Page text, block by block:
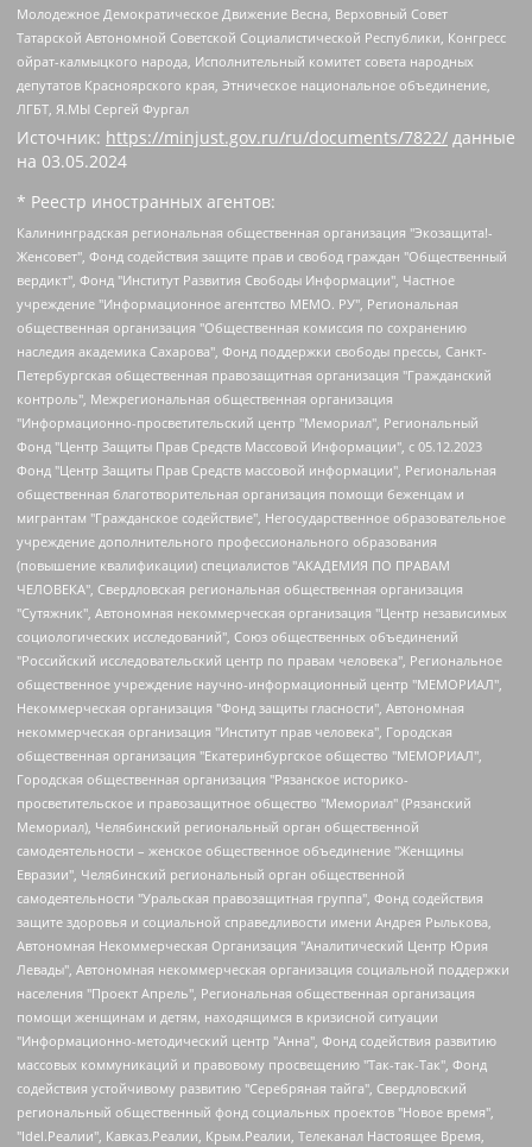
Молодежное Демократическое Движение Весна, Верховный Совет
Татарской Автономной Советской Социалистической Республики, Конгресс
ойрат-калмыцкого народа, Исполнительный комитет совета народных
депутатов Красноярского края, Этническое национальное объединение,
ЛГБТ, Я.МЫ Сергей Фургал
Источник: https://minjust.gov.ru/ru/documents/7822/ данные
на 03.05.2024
* Реестр иностранных агентов:
Калининградская региональная общественная организация "Экозащита!-Женсовет", Фонд содействия защите прав и свобод граждан "Общественный вердикт", Фонд "Институт Развития Свободы Информации", Частное учреждение "Информационное агентство МЕМО. РУ", Региональная общественная организация "Общественная комиссия по сохранению наследия академика Сахарова", Фонд поддержки свободы прессы, Санкт-Петербургская общественная правозащитная организация "Гражданский контроль", Межрегиональная общественная организация "Информационно-просветительский центр "Мемориал", Региональный Фонд "Центр Защиты Прав Средств Массовой Информации", с 05.12.2023 Фонд "Центр Защиты Прав Средств массовой информации", Региональная общественная благотворительная организация помощи беженцам и мигрантам "Гражданское содействие", Негосударственное образовательное учреждение дополнительного профессионального образования (повышение квалификации) специалистов "АКАДЕМИЯ ПО ПРАВАМ ЧЕЛОВЕКА", Свердловская региональная общественная организация "Сутяжник", Автономная некоммерческая организация "Центр независимых социологических исследований", Союз общественных объединений "Российский исследовательский центр по правам человека", Региональное общественное учреждение научно-информационный центр "МЕМОРИАЛ", Некоммерческая организация "Фонд защиты гласности", Автономная некоммерческая организация "Институт прав человека", Городская общественная организация "Екатеринбургское общество "МЕМОРИАЛ", Городская общественная организация "Рязанское историко-просветительское и правозащитное общество "Мемориал" (Рязанский Мемориал), Челябинский региональный орган общественной самодеятельности – женское общественное объединение "Женщины Евразии", Челябинский региональный орган общественной самодеятельности "Уральская правозащитная группа", Фонд содействия защите здоровья и социальной справедливости имени Андрея Рылькова, Автономная Некоммерческая Организация "Аналитический Центр Юрия Левады", Автономная некоммерческая организация социальной поддержки населения "Проект Апрель", Региональная общественная организация помощи женщинам и детям, находящимся в кризисной ситуации "Информационно-методический центр "Анна", Фонд содействия развитию массовых коммуникаций и правовому просвещению "Так-так-Так", Фонд содействия устойчивому развитию "Серебряная тайга", Свердловский региональный общественный фонд социальных проектов "Новое время", "Idel.Реалии", Кавказ.Реалии, Крым.Реалии, Телеканал Настоящее Время, Татаро-башкирская служба Радио Свобода (Azatliq Radiosi), Радио Свободная Европа/Радио Свобода (PCE/PC), "Сибирь.Реалии", "Фактограф", Благотворительный фонд помощи осужденным и их семьям, Автономная некоммерческая организация "Институт глобализации и социальных движений", Фонд "В защиту прав заключенных", Частное учреждение "Центр поддержки и содействия развитию средств массовой информации", Пензенский региональный общественный благотворительный фонд "Гражданский союз", "Север.Реалии", Некоммерческая организация Фонд "Правовая инициатива", Общество с ограниченной ответственностью "Радио Свободная Европа/Радио Свобода", Чешское информационное агентство "MEDIUM-ORIENT", Красноярская региональная общественная организация "Мы против СПИДа", Камалягин Денис Николаевич, Маркелов Сергей Евгеньевич, Пономарев Лев Александрович, Савицкая Людмила Алексеевна, Автономная некоммерческая организация "Центр по работе с проблемой насилия "НАСИЛИЮ.НЕТ", Межрегиональный профессиональный союз работников здравоохранения "Альянс врачей", Юридическое лицо, зарегистрированное в Латвийской Республике, SIA "Medusa Project" (регистрационный номер 40103797863, дата регистрации 10.06.2014), Некоммерческая организация "Фонд по борьбе с коррупцией", Автономная некоммерческая организация "Институт права и публичной политики", Баданин Роман Сергеевич, Гликин Максим Александрович, Железнова Мария Михайловна, Лукьянова Юлия Сергеевна, Маетная Елизавета Витальевна, Маняхин Петр Борисович, Чуракова Ольга Владимировна, Ярош Юлия Петровна, Юридическое лицо "The Insider SIA", зарегистрированное в Риге, Латвийская Республика (дата регистрации 26.06.2015), являющееся администратором доменного имени интернет-издания "The Insider SIA", https://theins.ru, Постернак Алексей Евгеньевич, Рубин Михаил Аркадьевич, Анин Роман Александрович, Юридическое лицо Istories fonds, зарегистрированное в Латвийской Республике (регистрационный номер 50008295751, дата регистрации 24.02.2020), Великовский Дмитрий Александрович, Долинина Ирина Николаевна, Мароховская Алеся Алексеевна, Шлейнов Роман Юрьевич, Шмагун Олеся Валентиновна, Общество с ограниченной ответственностью "Альтаир 2021", Общество с ограниченной ответственностью "Вега 2021", Общество с ограниченной ответственностью "Главный редактор 2021", Общество с ограниченной ответственностью "Ромашки монолит", Важенков Артем Валерьевич, Ивановская областная общественная организация "Центр гендерных исследований", Гурман Юрий Альбертович, Медиапроект "ОВД-Инфо", Егоров Владимир Владимирович, Жилинский Владимир Александрович, Общество с ограниченной ответственностью "ЗП", Иванова София Юрьевна, Карезина Инна Павловна, Кильтау Екатерина Викторовна, Петров Алексей Викторович, Пискунов Сергей Евгеньевич, Смирнов Сергей Сергеевич, Тихонов Михаил Сергеевич, Общество с ограниченной ответственностью "ЖУРНАЛИСТ-ИНОСТРАННЫЙ АГЕНТ", Арапова Галина Юрьевна, Вольтская Татьяна Анатольевна, Американская компания "Mason G.E.S. Anonymous Foundation" (США), являющаяся владельцем интернет-издания https://mnews.world/, Компания "Stichting Bellingcat", зарегистрированная в Нидерландах (дата регистрации 11.07.2018), Захаров Андрей Вячеславович, Клепиковская Екатерина Дмитриевна, Общество с ограниченной ответственностью "МЕМО", Перл Роман Александрович, Симонов Евгений Алексеевич, Соловьева Елена Анатольевна, Сотников Даниил Владимирович, Сурначева Елизавета Дмитриевна, Автономная некоммерческая организация по защите прав человека и информированию населения "Якутия – Наше Мнение", Общество с ограниченной ответственностью "Москоу диджитал медиа", с 26.01.2023 Общество с ограниченной ответственностью "Чайка Белые сады", Ветошкина Валерия Валерьевна, Заговора Максим Александрович, Межрегиональное общественное движение "Российская ЛГБТ - сеть", Оленичев Максим Владимирович, Павлов Иван Юрьевич, Скворцова Елена Сергеевна, Общество с ограниченной ответственностью "Как бы инагент", Кочетков Игорь Викторович, Общество с ограниченной ответственностью "Честные выборы", Еланчик Олег Александрович, Общество с ограниченной ответственностью "Нобелевский призыв", Гималова Регина Эмилевна, Григорьев Андрей Валерьевич, Григорьева Алина Александровна, Ассоциация по содействию защите прав призывников, альтернативнослужащих и военнослужащих "Правозащитная группа "Гражданин.Армия.Право", Хисамова Регина Фаритовна, Автономная некоммерческая организация по реализации социально-правовых программ "Лилит", Дальневосточное общественное движение "Маяк", Санкт-Петербургская ЛГБТ-инициативная группа "Выход", Инициативная группа ЛГБТ+ "Реверс", Алексеев Андрей Викторович, Бекбулатова Таисия Львовна, Беляев Иван Михайлович, Владыкина Елена Сергеевна, Гельман Марат Александрович, Никульшина Вероника Юрьевна, Толоконникова Надежда Андреевна, Шендерович Виктор Анатольевич, Общество с ограниченной ответственностью "Данное сообщение", Общество с ограниченной ответственностью Издательский дом "Новая глава", Айнбиндер Александра Александровна, Московский комьюнити-центр для ЛГБТ+инициатив, Благотворительный фонд развития филантропии, Deutsche Welle (Германия, Kurt-Schumacher-Strasse 3, 53113 Bonn), Борзунова Мария Михайловна, Воробьев Виктор Викторович, Голубева Анна Львовна, Константинова Алла Михайловна, Малкова Ирина Владимировна, Мурадов Мурад Абдулгалимович, Осетинская Елизавета Николаевна, Понасенков Евгений Николаевич, Ганапольский Матвей Юрьевич, Киселев Евгений Алексеевич, Борухович Ирина Григорьевна, Дремин Иван Тимофеевич, Дубровский Дмитрий Викторович, Красноярская региональная общественная организация поддержки и развития альтернативных образовательных технологий и межкультурных коммуникаций "ИНТЕРРА", Маяковская Екатерина Алексеевна, Фейгин Марк Захарович, Филимонов Андрей Викторович, Дзугкоева Регина Николаевна, Доброхотов Роман Александрович, Дудь Юрий Александрович, Елкин Сергей Владимирович, Кругликов Кирилл Игоревич, Сабунаева Мария Леонидовна, Семенов Алексей Владимирович, Шаинян Карен Багратович, Шульман Екатерина Михайловна, Асафьев Артур Валерьевич, Вахштайн Виктор Семенович, Венедиктов Алексей Алексеевич, Лушникова Екатерина Евгеньевна, Волков Леонид Михайлович, Невзоров Александр Глебович, Пархоменко Сергей Борисович, Сироткин Ярослав Николаевич, Кара-Мурза Владимир Владимирович, Баранова Наталья Владимировна, Гозман Леонид Яковлевич, Кагарлицкий Борис Юльевич, Климарев Михаил Валерьевич, Милов Владимир Станиславович, Автономная некоммерческая организация Краснодарский центр современного искусства "Типография", Моргенштерн Алишер Тагирович, Соболь Любовь Эдуардовна, Общество с ограниченной ответственностью "ЛИЗА НОРМ", Каспаров Гарри Кимович, Ходорковский Михаил Борисович, Общество с ограниченной ответственностью "Апрельские тезисы", Данилович Ирина Брониславовна, Кашин Олег Владимирович, Петров Николай Владимирович, Пивоваров Алексей Владимирович, Соколов Михаил Владимирович, Цветкова Юлия Владимировна, Чичваркин Евгений Александрович, Комитет против пыток/Команда против пыток, Общество с ограниченной ответственностью "Первый научный", Общество с ограниченной ответственностью "Вертолет и ко", Белоцерковская Вероника Борисовна, Кац Максим Евгеньевич, Лазарева Татьяна Юрьевна, Шаведдинов Руслан Табризович, Яшин Илья Валерьевич, Общество с ограниченной ответственностью "Иноагент ААВ", Алешковский Дмитрий Петрович, Альбац Евгения Марковна, Быков Дмитрий Львович, Галямина Юлия Евгеньевна, Лойко Сергей Леонидович, Мартынов Кирилл Константинович, Медведев Сергей Александрович, Крашенинников Федор Геннадиевич, Гордеева Катерина Вл